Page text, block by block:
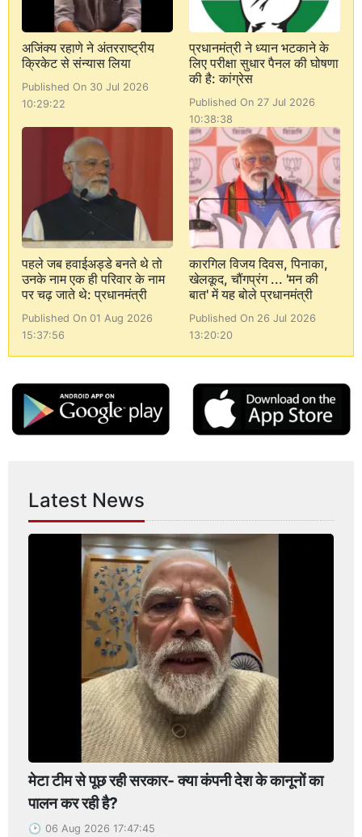
अजिंक्य रहाणे ने अंतरराष्ट्रीय
क्रिकेट से संन्यास लिया
Published On 30 Jul 2026
10:29:22
प्रधानमंत्री ने ध्यान भटकाने के
लिए परीक्षा सुधार पैनल की घोषणा
की है: कांग्रेस
Published On 27 Jul 2026
10:38:38
पहले जब हवाईअड्डे बनते थे तो
उनके नाम एक ही परिवार के नाम
पर चढ़ जाते थे: प्रधानमंत्री
Published On 01 Aug 2026
15:37:56
कारगिल विजय दिवस, पिनाका,
खेलकूद, चौंगप्रंग ... 'मन की
बात' में यह बोले प्रधानमंत्री
Published On 26 Jul 2026
13:20:20
Latest News
मेटा टीम से पूछ रही सरकार- क्या कंपनी देश के कानूनों का
पालन कर रही है?
06 Aug 2026 17:47:45